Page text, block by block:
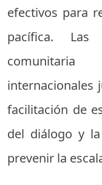
efectivos para
pacífica. Las
internacionales
facilitación de
del diálogo y
prevenir la